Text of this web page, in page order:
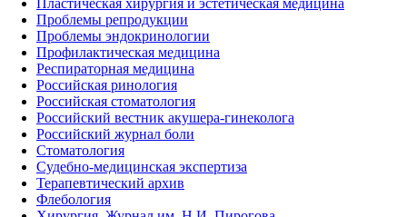
Пластическая хирургия и эстетическая медицина
Проблемы репродукции
Проблемы эндокринологии
Профилактическая медицина
Респираторная медицина
Российская ринология
Российская стоматология
Российский вестник акушера-гинеколога
Российский журнал боли
Стоматология
Судебно-медицинская экспертиза
Терапевтический архив
Флебология